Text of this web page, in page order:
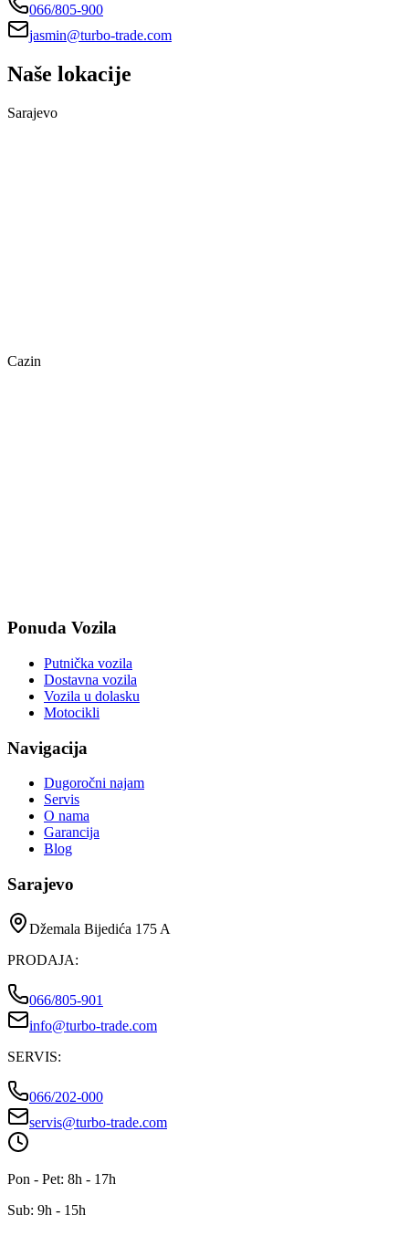
066/805-900
jasmin@turbo-trade.com
Naše lokacije
Sarajevo
Cazin
Ponuda Vozila
Putnička vozila
Dostavna vozila
Vozila u dolasku
Motocikli
Navigacija
Dugoročni najam
Servis
O nama
Garancija
Blog
Sarajevo
Džemala Bijedića 175 A
PRODAJA:
066/805-901
info@turbo-trade.com
SERVIS:
066/202-000
servis@turbo-trade.com
Pon - Pet: 8h - 17h
Sub: 9h - 15h